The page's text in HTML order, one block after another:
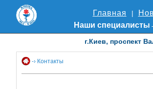
Главная
Наши специалисты
г.Киев, проспект
-› Контакты